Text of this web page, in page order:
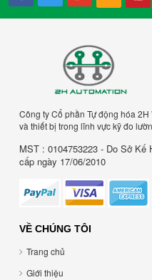
Công ty Cổ phần Tự động hóa
và thiết bị trong lĩnh vực kỹ đo
MST : 0104753223 - Do Sở
cấp ngày 17/06/2010
VỀ CHÚNG TÔI
Trang chủ
Giới thiệu